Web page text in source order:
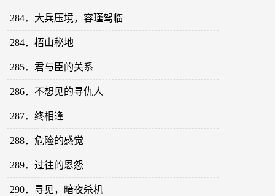
284．大兵压境，容瑾驾临
284．梧山秘地
285．君与臣的关系
286．不想见的寻仇人
287．终相逢
288．危险的感觉
289．过往的恩怨
290．寻见，暗夜杀机